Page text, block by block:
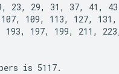
23, 29, 31, 37, 41,
109, 113, 127, 131,
197, 199, 211,